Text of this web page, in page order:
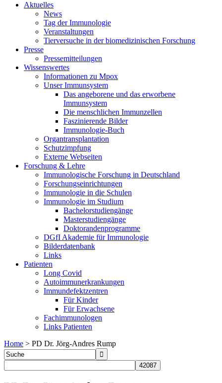
Aktuelles
News
Tag der Immunologie
Veranstaltungen
Tierversuche in der biomedizinischen Forschung
Presse
Pressemitteilungen
Wissenswertes
Informationen zu Mpox
Unser Immunsystem
Das angeborene und das erworbene
Immunsystem
Die menschlichen Immunzellen
Faszinierende Bilder
Immunologie-Buch
Organtransplantation
Schutzimpfung
Externe Webseiten
Forschung & Lehre
Immunologische Forschung in Deutschland
Forschungseinrichtungen
Immunologie in die Schulen
Immunologie im Studium
Bachelorstudiengänge
Masterstudiengänge
Doktorandenprogramme
DGfI Akademie für Immunologie
Bilderdatenbank
Links
Patienten
Long Covid
Autoimmunerkrankungen
Immundefektzentren
Für Kinder
Für Erwachsene
Fachimmunologen
Links Patienten
Home > PD Dr. Jörg-Andres Rump